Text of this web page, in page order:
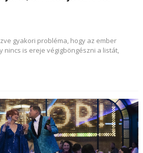
gyakori probléma, hogy az ember
nincs is ereje végigböngészni a listát,